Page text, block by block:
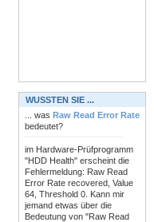
WUSSTEN SIE ...
... was Raw Read Error Rate
bedeutet?
im Hardware-Prüfprogramm
"HDD Health" erscheint die
Fehlermeldung: Raw Read
Error Rate recovered, Value
64, Threshold 0. Kann mir
jemand etwas über die
Bedeutung von "Raw Read